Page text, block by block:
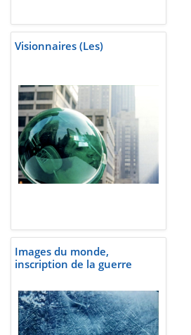
Visionnaires (Les)
Images du monde,
inscription de la guerre